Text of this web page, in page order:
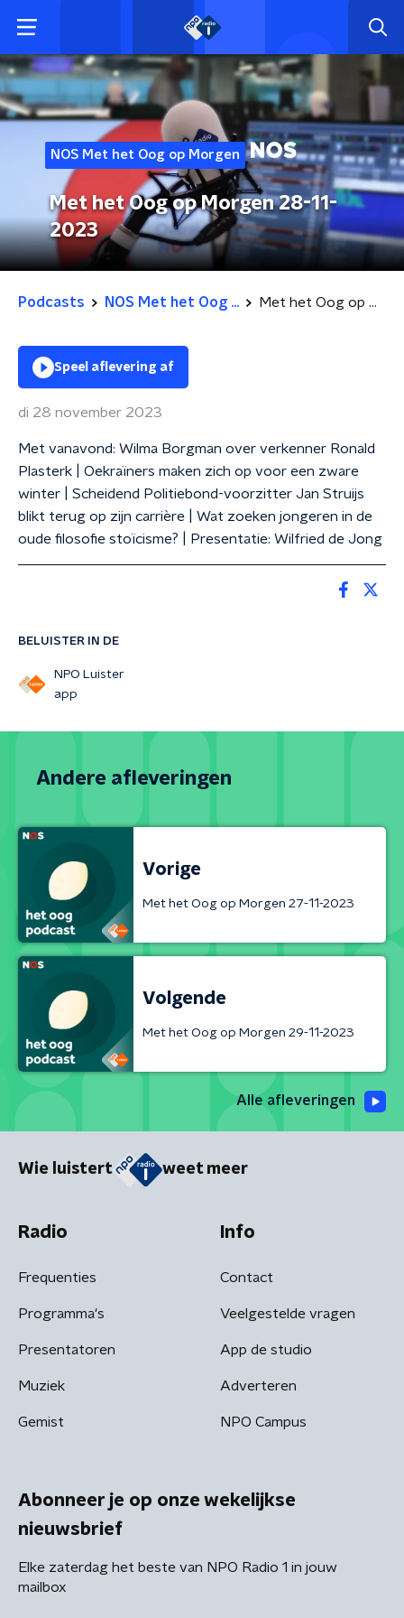
NOS Met het Oog op Morgen
Met het Oog op Morgen 28-11-
2023
Podcasts NOS Met het Oog ... Met het Oog op Morgen 28-11-2023
BELUISTER IN DE
NPO Luister
app
Speel aflevering af
di 28 november 2023
Met vanavond: Wilma Borgman over verkenner Ronald
Plasterk | Oekraïners maken zich op voor een zware
winter | Scheidend Politiebond-voorzitter Jan Struijs
blikt terug op zijn carrière | Wat zoeken jongeren in de
oude filosofie stoïcisme? | Presentatie: Wilfried de Jong
Andere afleveringen
Vorige
Met het Oog op Morgen 27-11-2023
Volgende
Met het Oog op Morgen 29-11-2023
Alle afleveringen
Wie luistert weet meer
Radio
Frequenties
Programma's
Presentatoren
Muziek
Gemist
Info
Contact
Veelgestelde vragen
App de studio
Adverteren
NPO Campus
Abonneer je op onze wekelijkse
nieuwsbrief
Elke zaterdag het beste van NPO Radio 1 in jouw
mailbox